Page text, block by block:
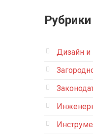
Рубрики
Дизайн и